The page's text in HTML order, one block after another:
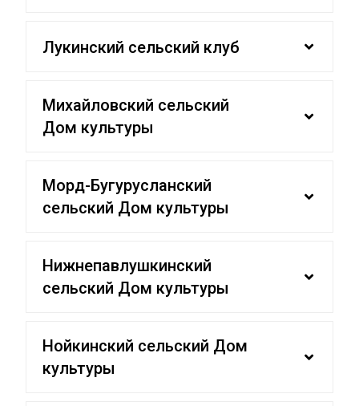
Лукинский сельский клуб
Михайловский сельский
Дом культуры
Морд-Бугурусланский
сельский Дом культуры
Нижнепавлушкинский
сельский Дом культуры
Нойкинский сельский Дом
культуры